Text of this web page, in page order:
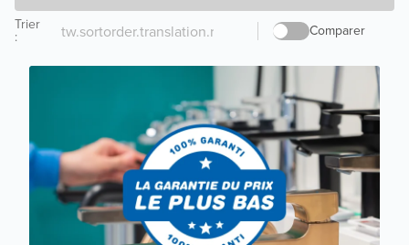
Comparer
Trier
: